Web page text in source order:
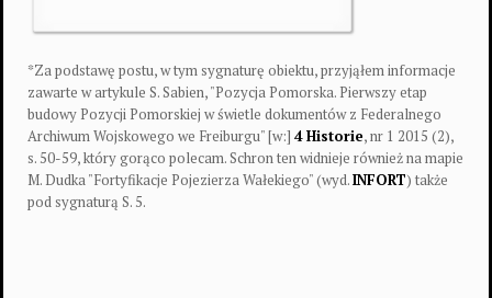
*Za podstawę postu, w tym sygnaturę obiektu, przyjąłem informacje
zawarte w artykule S. Sabien, "Pozycja Pomorska. Pierwszy etap
budowy Pozycji Pomorskiej w świetle dokumentów z Federalnego
Archiwum Wojskowego we Freiburgu" [w:] 4 Historie, nr 1 2015 (2),
s. 50-59, który gorąco polecam. Schron ten widnieje również na mapie
M. Dudka "Fortyfikacje Pojezierza Wałekiego" (wyd.INFORT) także
pod sygnaturą S. 5.